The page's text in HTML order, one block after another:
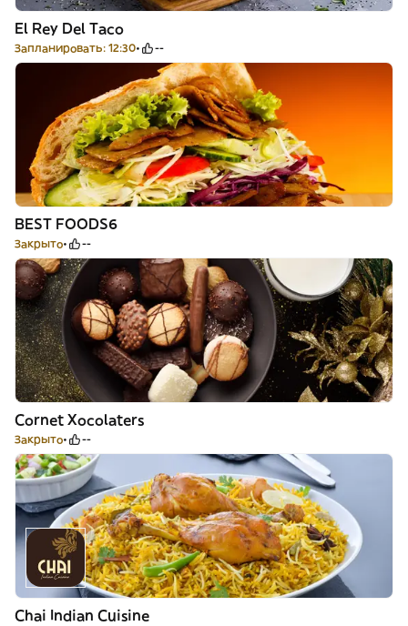
El Rey Del Taco
Запланировать: 12:30 --
BEST FOODS6
Закрыто --
Cornet Xocolaters
Закрыто --
Chai Indian Cuisine